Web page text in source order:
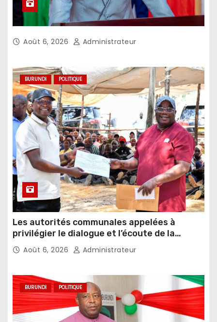
Août 6, 2026 Administrateur
BURUNDI POLITIQUE
Les autorités communales appelées à
privilégier le dialogue et l’écoute de la
population
Août 6, 2026 Administrateur
BURUNDI POLITIQUE